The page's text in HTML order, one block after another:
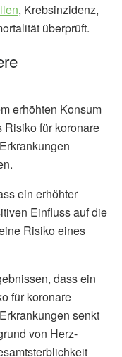
, Krebsinzidenz,
überprüft.
erhöhten Konsum
für koronare
ein erhöhter
Einfluss auf die
Risiko eines
dass ein
für koronare
senkt
von Herz-